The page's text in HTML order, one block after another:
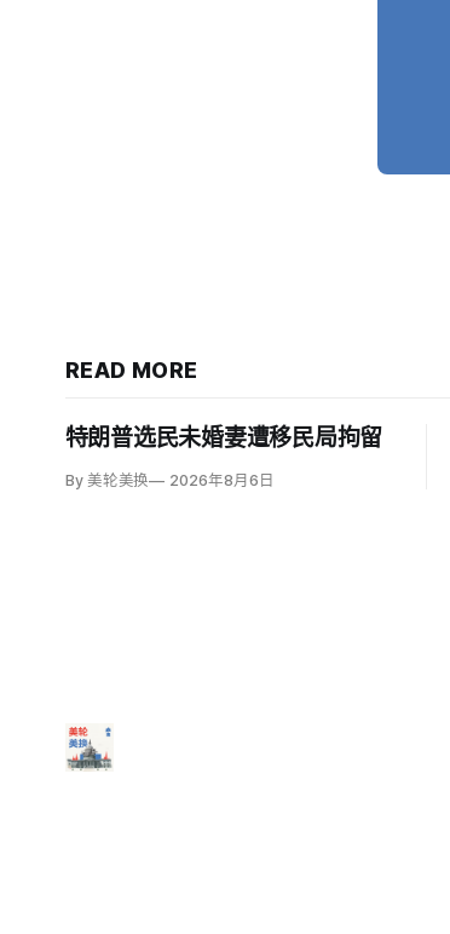
READ MORE
特朗普选民未婚妻遭移民局拘留
By 美轮美换 2026年8月6日